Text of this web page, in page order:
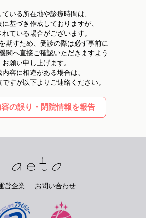
いる所在地や診療時間は、
基づき作成しておりますが、
ている場合がございます。
期すため、受診の際は必ず事前に
関へ直接ご確認いただきますよう
お願い申し上げます。
内容に相違がある場合は、
すが以下よりご連絡ください。
の誤り・閉院情報を報告
営企業 お問い合わせ